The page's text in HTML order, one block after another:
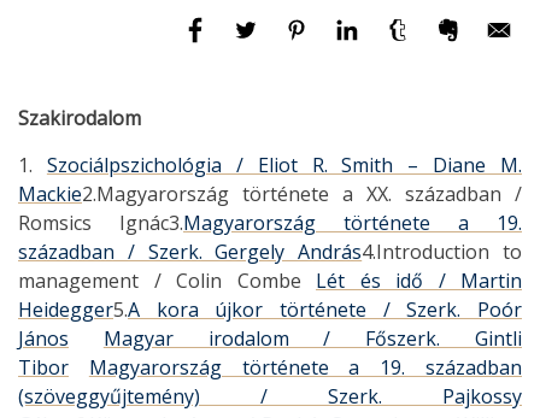
Szakirodalom
1. Szociálpszichológia / Eliot R. Smith – Diane M.
Mackie2.Magyarország története a XX. században /
Romsics Ignác3.Magyarország története a 19.
században / Szerk. Gergely András4.Introduction to
management / Colin Combe Lét és idő / Martin
Heidegger5.A kora újkor története / Szerk. Poór
János
Magyar irodalom / Főszerk. Gintli
Tibor
Magyarország története a 19. században
(szöveggyűjtemény) / Szerk. Pajkossy